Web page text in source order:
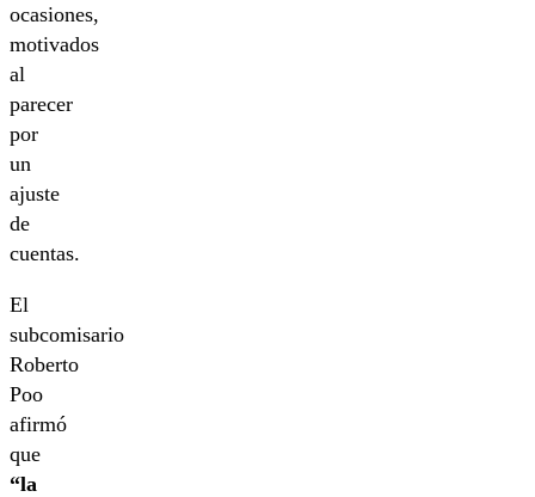
ocasiones,
motivados
al
parecer
por
un
ajuste
de
cuentas.
El
subcomisario
Roberto
Poo
afirmó
que
“la